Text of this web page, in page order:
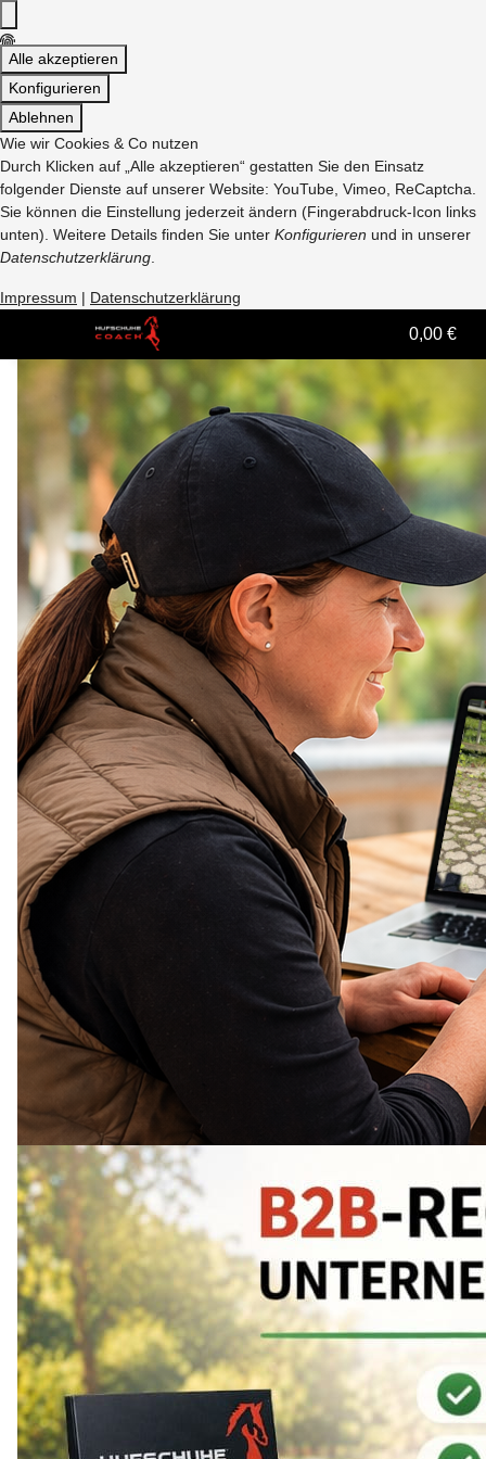
Alle akzeptieren
Konfigurieren
Ablehnen
Wie wir Cookies & Co nutzen
Durch Klicken auf „Alle akzeptieren“ gestatten Sie den Einsatz
folgender Dienste auf unserer Website: YouTube, Vimeo, ReCaptcha.
Sie können die Einstellung jederzeit ändern (Fingerabdruck-Icon links
unten). Weitere Details finden Sie unter Konfigurieren und in unserer
Datenschutzerklärung
Impressum | Datenschutzerklärung
0,00 €